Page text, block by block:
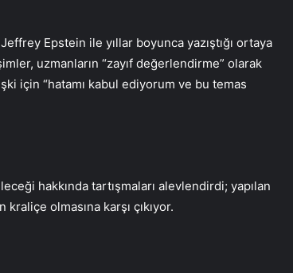
Epstein ile yıllar boyunca yazıştığı ortaya
uzmanların “zayıf değerlendirme” olarak
için “hatamı kabul ediyorum ve bu temas
hakkında tartışmaları alevlendirdi; yapılan
olmasına karşı çıkıyor.